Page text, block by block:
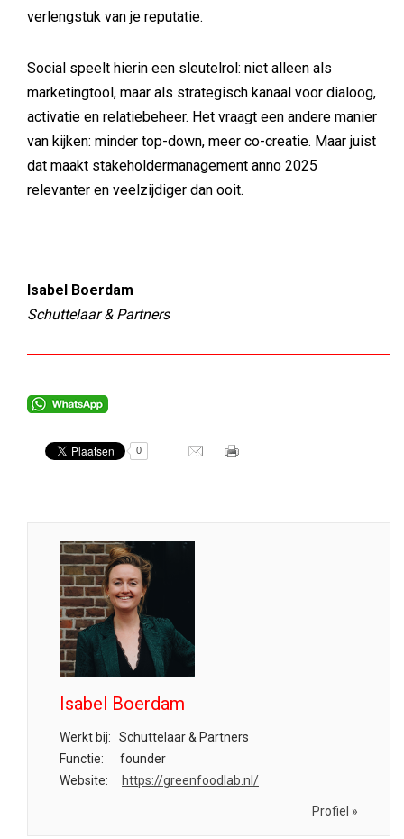
verlengstuk van je reputatie.
Social speelt hierin een sleutelrol: niet alleen als
marketingtool, maar als strategisch kanaal voor dialoog,
activatie en relatiebeheer. Het vraagt een andere manier
van kijken: minder top-down, meer co-creatie. Maar juist
dat maakt stakeholdermanagement anno 2025
relevanter en veelzijdiger dan ooit.
Isabel Boerdam
Schuttelaar & Partners
0
Isabel Boerdam
Werkt bij:
Schuttelaar & Partners
Functie:
founder
Website:
https://greenfoodlab.nl/
Profiel »